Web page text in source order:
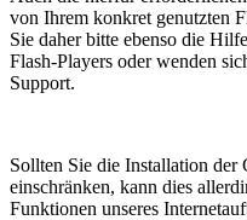
von Ihrem konkret genutzten
Sie daher bitte ebenso die
Flash-Players oder wenden
Support.
Sollten Sie die Installation der
einschränken, kann dies
Funktionen unseres